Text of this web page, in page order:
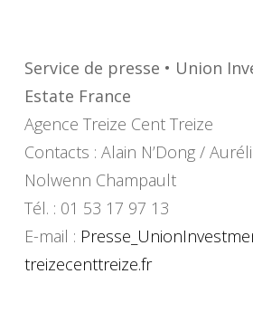
Service de presse • Union
Estate France
Agence Treize Cent Treize
Contacts : Alain N’Dong /
Nolwenn Champault
Tél. : 01 53 17 97 13
E-mail :
treizecenttreize.fr